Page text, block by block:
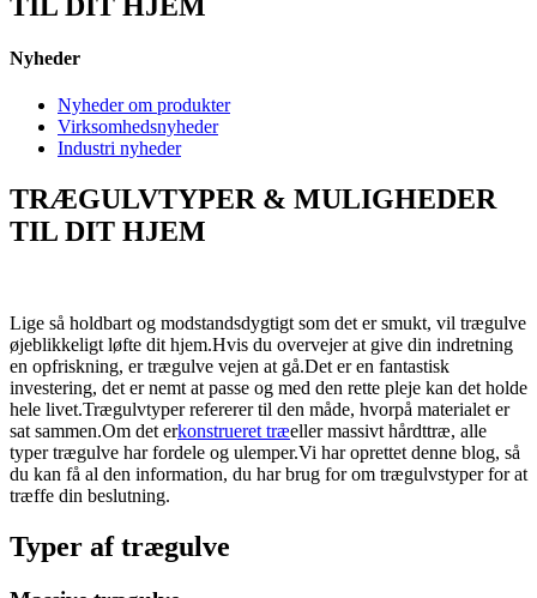
Nyheder
Nyheder om produkter
Virksomhedsnyheder
Industri nyheder
TRÆGULVTYPER & MULIGHEDER
TIL DIT HJEM
Lige så holdbart og modstandsdygtigt som det er smukt, vil trægulve
øjeblikkeligt løfte dit hjem.Hvis du overvejer at give din indretning
en opfriskning, er trægulve vejen at gå.Det er en fantastisk
investering, det er nemt at passe og med den rette pleje kan det holde
hele livet.Trægulvtyper refererer til den måde, hvorpå materialet er
sat sammen.Om det erkonstrueret træeller massivt hårdttræ, alle
typer trægulve har fordele og ulemper.Vi har oprettet denne blog, så
du kan få al den information, du har brug for om trægulvstyper for at
træffe din beslutning.
Typer af trægulve